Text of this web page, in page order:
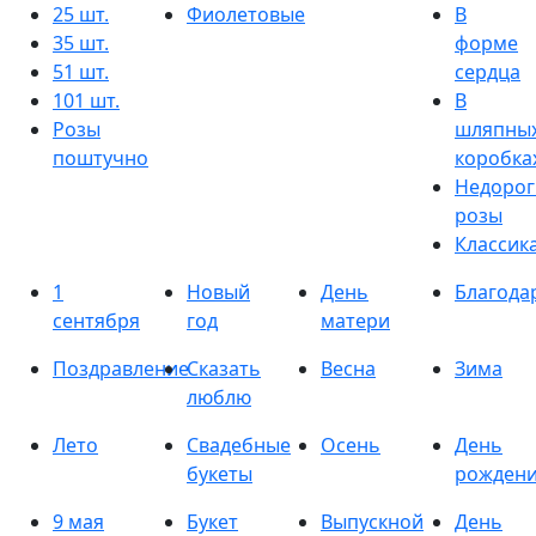
25 шт.
35 шт.
51 шт.
101 шт.
Розы
поштучно
Фиолетовые
В
форме
сердца
В
розы
1
сентября
Новый
год
День
матери
ПоздравлениеСказать
люблю
Весна Зима
Лето
Свадебные
букеты
Осень
День
9 мая
Букет
Выпускной
День